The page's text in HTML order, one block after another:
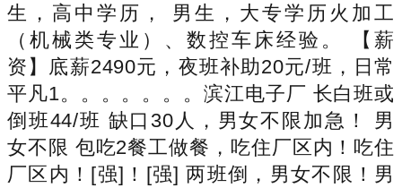
生，高中学历， 男生，大专学历火加工
（机械类专业）、数控车床经验。 【薪
资】底薪2490元，夜班补助20元/班，日常
平凡1。。。。。。。滨江电子厂 长白班或
倒班44/班 缺口30人，男女不限加急！ 男
女不限 包吃2餐工做餐，吃住厂区内！吃住
厂区内！[强]！[强] 两班倒，男女不限！男